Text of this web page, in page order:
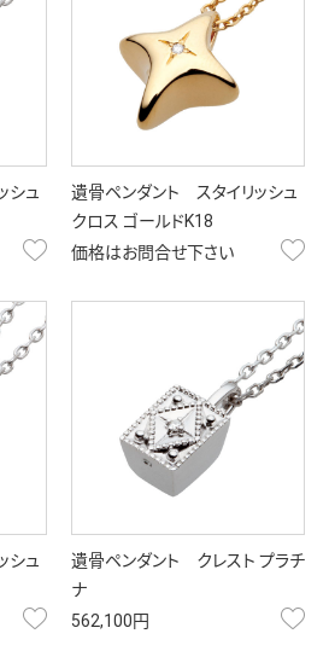
シュ
お気に入り
遺骨ペンダント スタイリッシュ
クロス ゴールドK18
価格はお問合せ下さい
シュ
お気に入り
遺骨ペンダント クレスト プラチ
ナ
562,100円